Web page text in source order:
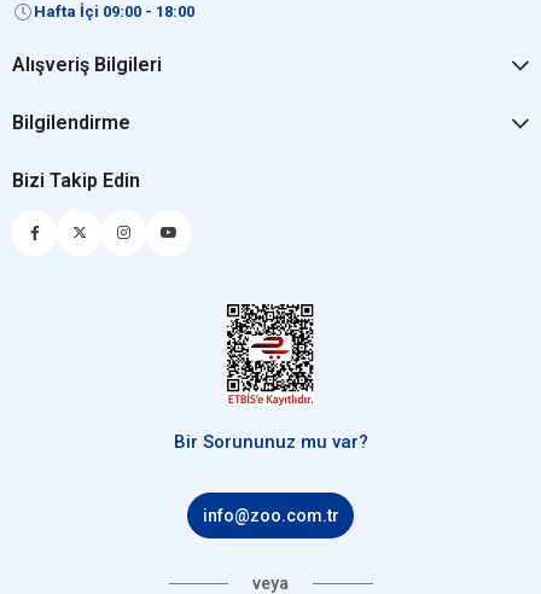
Hafta İçi 09:00 - 18:00
Alışveriş Bilgileri
Bilgilendirme
Bizi Takip Edin
Bir Sorununuz mu var?
info@zoo.com.tr
veya